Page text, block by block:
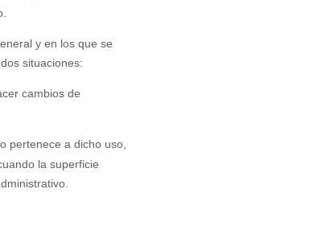
y en los que se
situaciones:
cambios de
pertenece a dicho uso,
la superficie